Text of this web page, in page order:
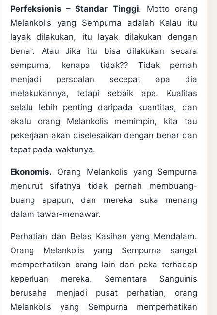
Perfeksionis – Standar Tinggi. Motto orang
Melankolis yang Sempurna adalah Kalau itu
layak dilakukan, itu layak dilakukan dengan
benar. Atau Jika itu bisa dilakukan secara
sempurna, kenapa tidak?? Tidak pernah
menjadi persoalan secepat apa dia
melakukannya, tetapi sebaik apa. Kualitas
selalu lebih penting daripada kuantitas, dan
akalu orang Melankolis memimpin, kita tau
pekerjaan akan diselesaikan dengan benar dan
tepat pada waktunya.
Ekonomis. Orang Melankolis yang Sempurna
menurut sifatnya tidak pernah membuang-
buang apapun, dan mereka suka menang
dalam tawar-menawar.
Perhatian dan Belas Kasihan yang Mendalam.
Orang Melankolis yang Sempurna sangat
memperhatikan orang lain dan peka terhadap
keperluan mereka. Sementara Sanguinis
berusaha menjadi pusat perhatian, orang
Melankolis yang Sempurna memperhatikan